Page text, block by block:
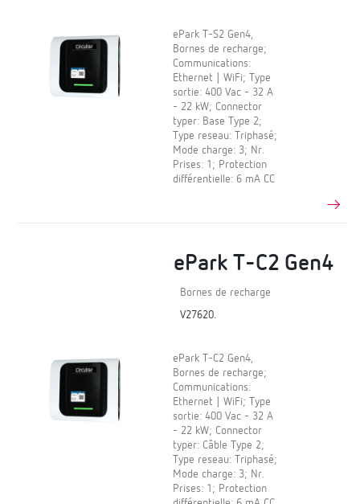
ePark T-S2 Gen4,
Bornes de recharge;
Communications:
Ethernet | WiFi; Type
sortie: 400 Vac - 32 A
- 22 kW; Connector
typer: Base Type 2;
Type reseau: Triphasé;
Mode charge: 3; Nr.
Prises: 1; Protection
différentielle: 6 mA CC
ePark T-C2 Gen4
Bornes de recharge
V27620.
ePark T-C2 Gen4,
Bornes de recharge;
Communications:
Ethernet | WiFi; Type
sortie: 400 Vac - 32 A
- 22 kW; Connector
typer: Câble Type 2;
Type reseau: Triphasé;
Mode charge: 3; Nr.
Prises: 1; Protection